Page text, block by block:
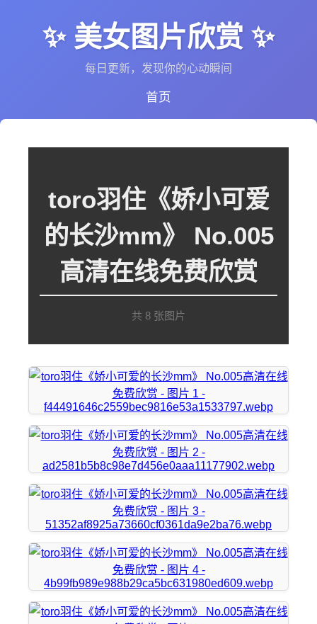
✨ 美女图片欣赏 ✨
每日更新，发现你的心动瞬间
首页
toro羽住《娇小可爱
的长沙mm》 No.005
高清在线免费欣赏
共 8 张图片